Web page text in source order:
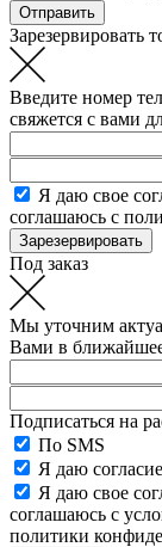
Зарезервировать
Введите номер
свяжется с вами
Я даю свое
соглашаюсь с
Под заказ
Мы уточним
Вами в ближайшее
Подписаться на
По SMS
Я даю
Я даю свое
соглашаюсь с
политики